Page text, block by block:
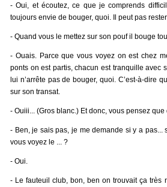
- Oui, et écoutez, ce que je comprends
toujours envie de bouger, quoi. Il peut pas
- Quand vous le mettez sur son pouf il bouge
- Ouais. Parce que vous voyez on est chez
ponts on est partis, chacun est tranquille avec
lui n’arrête pas de bouger, quoi. C’est-à-dire
sur son transat.
- Ouiii... (Gros blanc.) Et donc, vous pensez
- Ben, je sais pas, je me demande si y a pas...
vous voyez le ... ?
- Oui.
- Le fauteuil club, bon, ben on trouvait ça très